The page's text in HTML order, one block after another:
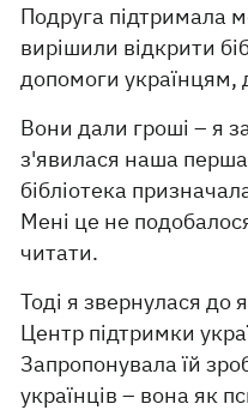
Подруга підтримала
вирішили відкрити
допомоги
Вони дали гроші – я
з'явилася наша перша
бібліотека
Мені це не
читати.
Тоді я звернулася до
Центр підтримки
Запропонувала їй
українців – вона як